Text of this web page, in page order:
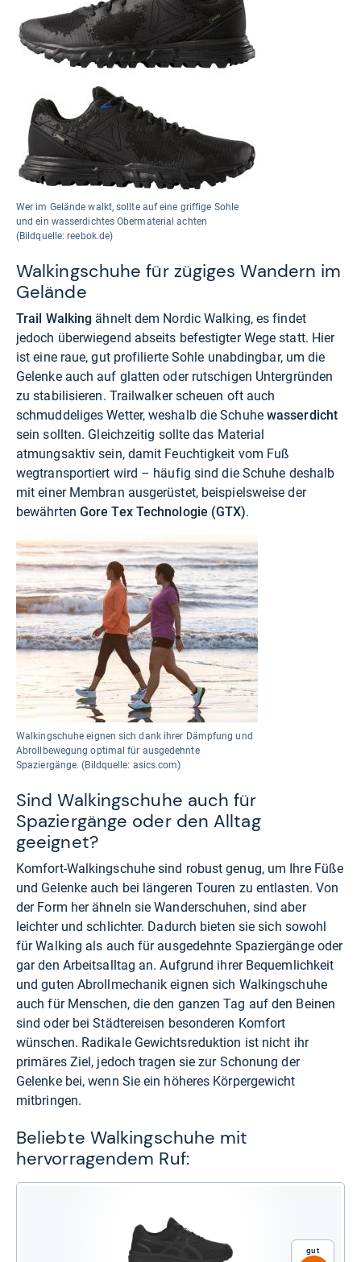
Wer im Gelände walkt, sollte auf eine griffige Sohle
und ein wasserdichtes Obermaterial achten
(Bildquelle: reebok.de)
Walkingschuhe für zügiges Wandern im
Gelände
Trail Walking ähnelt dem Nordic Walking, es findet
jedoch überwiegend abseits befestigter Wege statt. Hier
ist eine raue, gut profilierte Sohle unabdingbar, um die
Gelenke auch auf glatten oder rutschigen Untergründen
zu stabilisieren. Trailwalker scheuen oft auch
schmuddeliges Wetter, weshalb die Schuhe wasserdicht
sein sollten. Gleichzeitig sollte das Material
atmungsaktiv sein, damit Feuchtigkeit vom Fuß
wegtransportiert wird – häufig sind die Schuhe deshalb
mit einer Membran ausgerüstet, beispielsweise der
bewährten Gore Tex Technologie (GTX).
Walkingschuhe eignen sich dank ihrer Dämpfung und
Abrollbewegung optimal für ausgedehnte
Spaziergänge. (Bildquelle: asics.com)
Sind Walkingschuhe auch für
Spaziergänge oder den Alltag
geeignet?
Komfort-Walkingschuhe sind robust genug, um Ihre Füße
und Gelenke auch bei längeren Touren zu entlasten. Von
der Form her ähneln sie Wanderschuhen, sind aber
leichter und schlichter. Dadurch bieten sie sich sowohl
für Walking als auch für ausgedehnte Spaziergänge oder
gar den Arbeitsalltag an. Aufgrund ihrer Bequemlichkeit
und guten Abrollmechanik eignen sich Walkingschuhe
auch für Menschen, die den ganzen Tag auf den Beinen
sind oder bei Städtereisen besonderen Komfort
wünschen. Radikale Gewichtsreduktion ist nicht ihr
primäres Ziel, jedoch tragen sie zur Schonung der
Gelenke bei, wenn Sie ein höheres Körpergewicht
mitbringen.
Beliebte Walkingschuhe mit
hervorragendem Ruf:
Gut